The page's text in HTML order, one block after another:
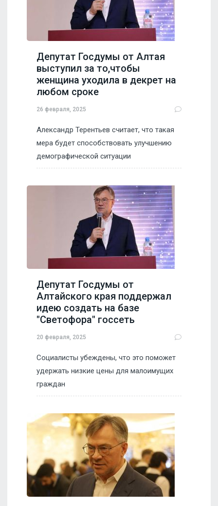
Депутат Госдумы от Алтая
выступил за то,чтобы
женщина уходила в декрет на
любом сроке
26 февраля, 2025
Александр Терентьев считает, что такая
мера будет способствовать улучшению
демографической ситуации
Депутат Госдумы от
Алтайского края поддержал
идею создать на базе
"Светофора" госсеть
20 февраля, 2025
Социалисты убеждены, что это поможет
удержать низкие цены для малоимущих
граждан